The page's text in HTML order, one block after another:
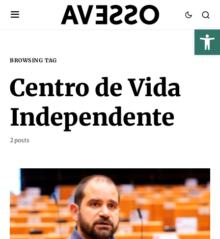
BROWSING TAG
Centro de Vida
Independente
2 posts